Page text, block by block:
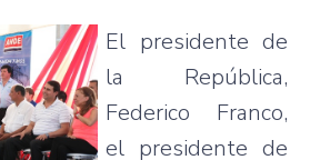
El presidente de
la República,
Federico Franco,
el presidente de